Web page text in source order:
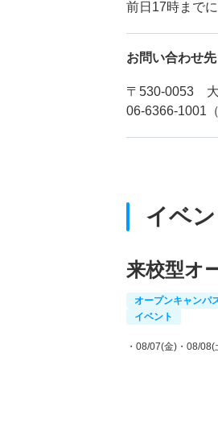
前日17時まで
お問い合わせ先
〒530-0053
06-6366-1001（
イベ
来校型オ
オープンキャンパ
イベント
・08/07(金) ・08/08(